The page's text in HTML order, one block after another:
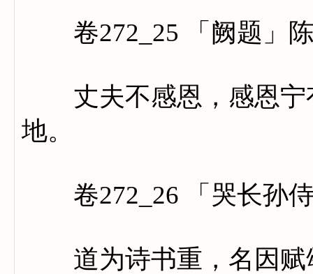
卷272_25 「阙题」
丈夫不感恩，感恩宁
地。
卷272_26 「哭长孙侍
道为诗书重，名因赋